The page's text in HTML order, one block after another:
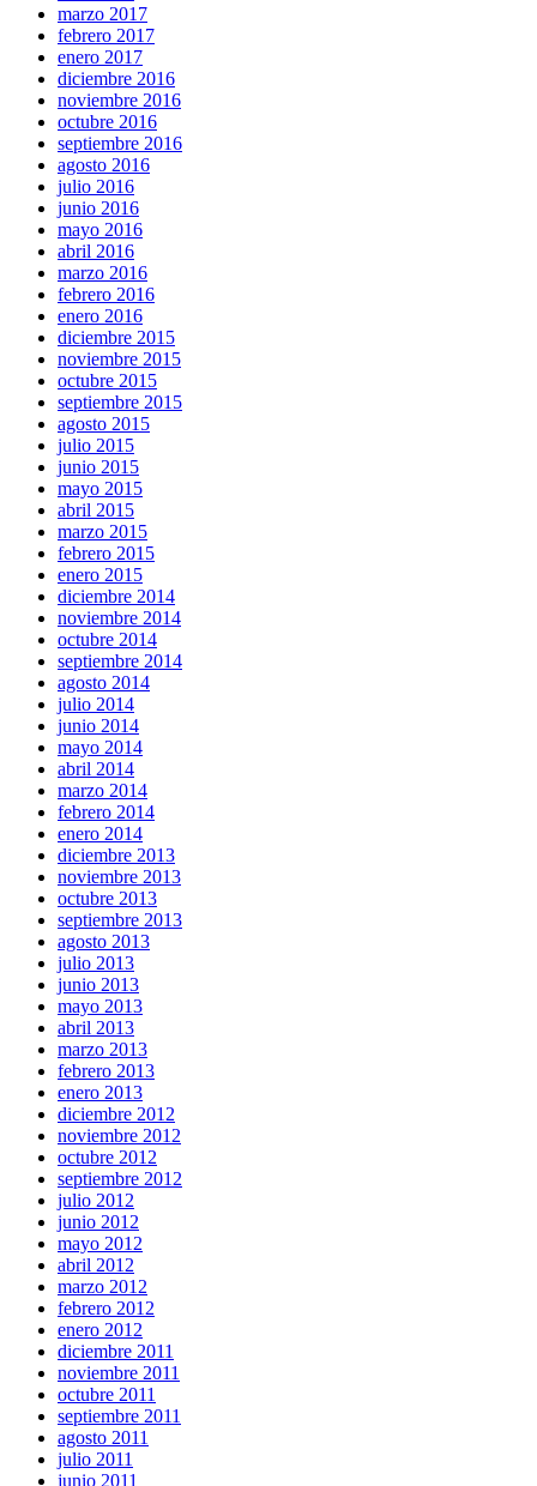
marzo 2017
febrero 2017
enero 2017
diciembre 2016
noviembre 2016
octubre 2016
septiembre 2016
agosto 2016
julio 2016
junio 2016
mayo 2016
abril 2016
marzo 2016
febrero 2016
enero 2016
diciembre 2015
noviembre 2015
octubre 2015
septiembre 2015
agosto 2015
julio 2015
junio 2015
mayo 2015
abril 2015
marzo 2015
febrero 2015
enero 2015
diciembre 2014
noviembre 2014
octubre 2014
septiembre 2014
agosto 2014
julio 2014
junio 2014
mayo 2014
abril 2014
marzo 2014
febrero 2014
enero 2014
diciembre 2013
noviembre 2013
octubre 2013
septiembre 2013
agosto 2013
julio 2013
junio 2013
mayo 2013
abril 2013
marzo 2013
febrero 2013
enero 2013
diciembre 2012
noviembre 2012
octubre 2012
septiembre 2012
julio 2012
junio 2012
mayo 2012
abril 2012
marzo 2012
febrero 2012
enero 2012
diciembre 2011
noviembre 2011
octubre 2011
septiembre 2011
agosto 2011
julio 2011
junio 2011